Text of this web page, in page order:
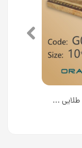
گلویی دکوراتیو سقف طرح پتینه طلایی 10 سانتی متری کد G01-18T از جنس پی وی سی [انبار تهران]